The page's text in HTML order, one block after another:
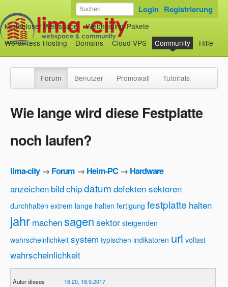
kostenloser Webspace
Webhosting-Pakete
WordPress-Hosting
Domains Cloud-VPS Community Hilfe
Login Registrierung
Forum Benutzer Promowall Tutorials
Wie lange wird diese Festplatte
noch laufen?
lima-city→ Forum → Heim-PC → Hardware
anzeichen bildchipdatum defekten sektoren
durchhalten extrem lange halten fertigung festplatte halten
jahr machensagen sektor steigenden
wahrscheinlichkeit system typischen indikatoren url vollast
wahrscheinlichkeit
Autor dieses
16:20, 18.9.2017